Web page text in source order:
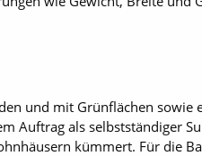
und mit Grünflächen sowie
Auftrag als selbstständiger
kümmert. Für die